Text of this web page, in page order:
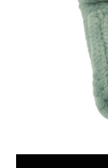
School
Bata
Claude
Craft